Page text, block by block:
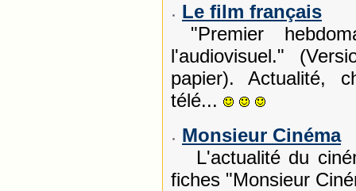
Le film français
"Premier
l'audiovisuel."
papier). Actualité,
télé...
Monsieur Cinéma
L'actualité du
fiches "Monsieur